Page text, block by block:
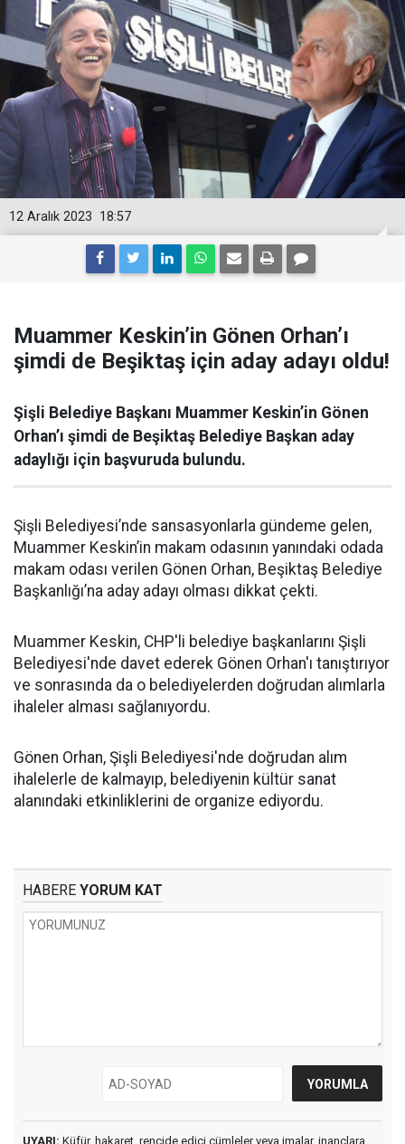
18:57
12 Aralık 2023
Muammer Keskin’in Gönen Orhan’ı
şimdi de Beşiktaş için aday adayı oldu!
Şişli Belediye Başkanı Muammer Keskin’in Gönen
Orhan’ı şimdi de Beşiktaş Belediye Başkan aday
adaylığı için başvuruda bulundu.
Şişli Belediyesi’nde sansasyonlarla gündeme gelen,
Muammer Keskin’in makam odasının yanındaki odada
makam odası verilen Gönen Orhan, Beşiktaş Belediye
Başkanlığı’na aday adayı olması dikkat çekti.
Muammer Keskin, CHP'li belediye başkanlarını Şişli
Belediyesi'nde davet ederek Gönen Orhan'ı tanıştırıyor
ve sonrasında da o belediyelerden doğrudan alımlarla
ihaleler alması sağlanıyordu.
Gönen Orhan, Şişli Belediyesi'nde doğrudan alım
ihalelerle de kalmayıp, belediyenin kültür sanat
alanındaki etkinliklerini de organize ediyordu.
HABERE YORUM KAT
UYARI: Küfür, hakaret, rencide edici cümleler veya imalar, inançlara